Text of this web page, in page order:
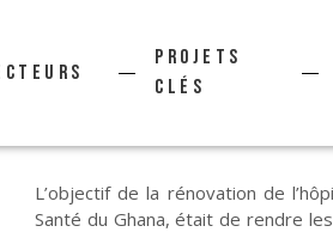
PROJETS
CLÉS
L’objectif de la rénovation de
Santé du Ghana, était de rendre